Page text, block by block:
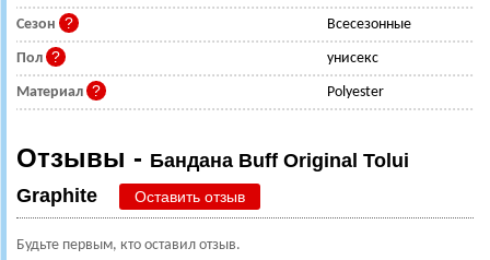
Сезон Всесезонные
Пол унисекс
Материал Polyester
Отзывы - Бандана Buff Original Tolui
Graphite
Оставить отзыв
Будьте первым, кто оставил отзыв.